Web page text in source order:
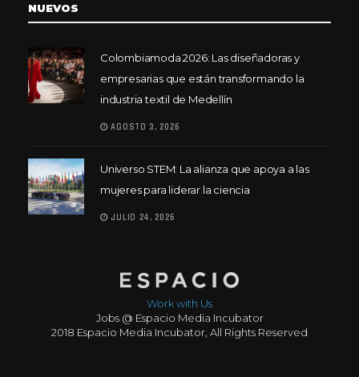
NUEVOS
Colombiamoda 2026: Las diseñadoras y
empresarias que están transformando la
industria textil de Medellín
AGOSTO 3, 2026
Universo STEM: La alianza que apoya a las
mujeres para liderar la ciencia
JULIO 24, 2026
Work with Us
Jobs @ Espacio Media Incubator
2018 Espacio Media Incubator, All Rights Reserved